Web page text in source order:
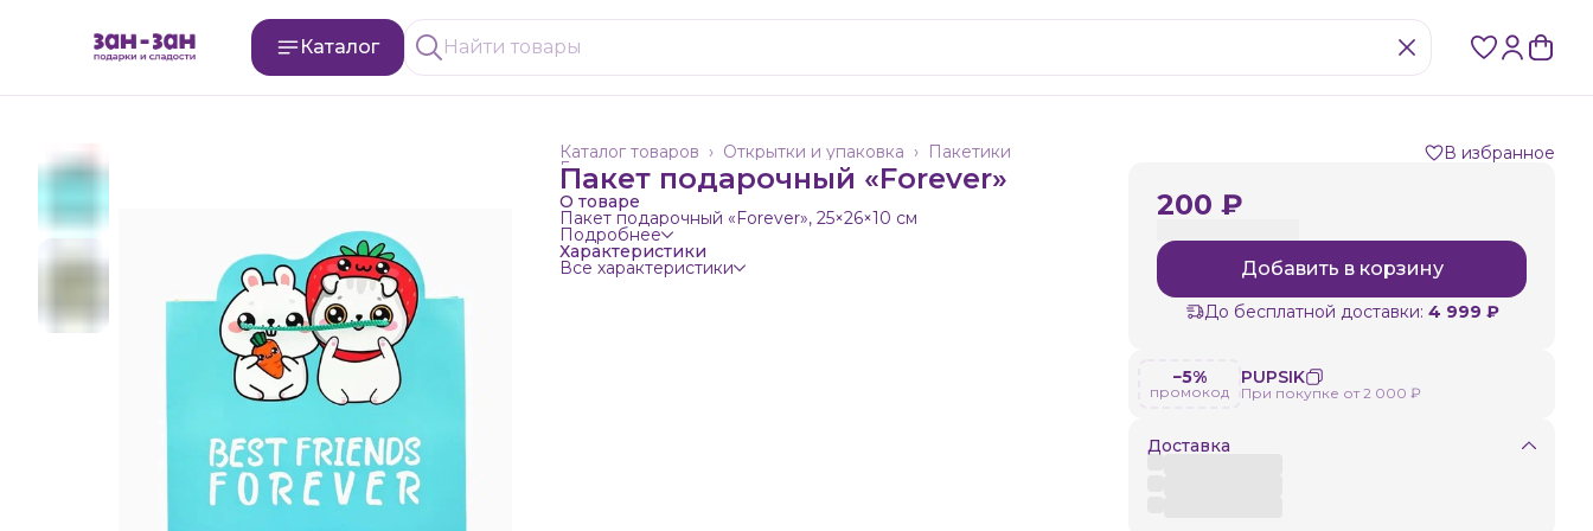
Каталог
Пакетики
Открытки и упаковка ›
Каталог товаров ›
Главная ›
Пакет подарочный «Forever»
О товаре
Пакет подарочный «Forever», 25×26×10 см
Подробнее
Характеристики
Все характеристики
В избранное
200 ₽
Добавить в корзину
До бесплатной доставки: 4 999 ₽
−5%
промокод
PUPSIK
При покупке от 2 000 ₽
Доставка